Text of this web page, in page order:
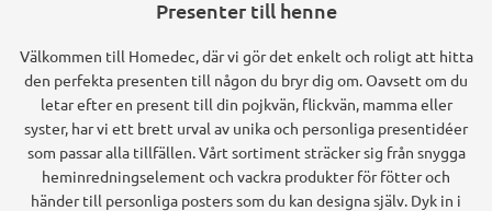
BALLONER & TILBEHØR
Under havet temafest
Dinosaur temafest
Sommer temafest
GAVER EFTER ANLEDNING
BARNAFFISCH
Kuponhæfter
Presenter till henne
Välkommen till Homedec, där vi gör det enkelt och roligt att hitta
den perfekta presenten till någon du bryr dig om. Oavsett om du
letar efter en present till din pojkvän, flickvän, mamma eller
syster, har vi ett brett urval av unika och personliga presentidéer
som passar alla tillfällen. Vårt sortiment sträcker sig från snygga
heminredningselement och vackra produkter för fötter och
händer till personliga posters som du kan designa själv. Dyk in i